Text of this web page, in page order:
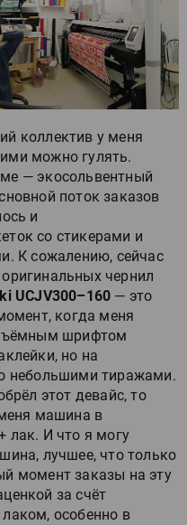
коллектив у меня
можно гулять.
— экосольвентный
поток заказов
и
со стикерами и
К сожалению, сейчас
чернил
UCJV300–160 — это
когда меня
шрифтом
но на
небольшими тиражами.
этот девайс, то
машина в
лак. И что я могу
лучшее, что только
момент заказы на эту
за счёт
особенно в